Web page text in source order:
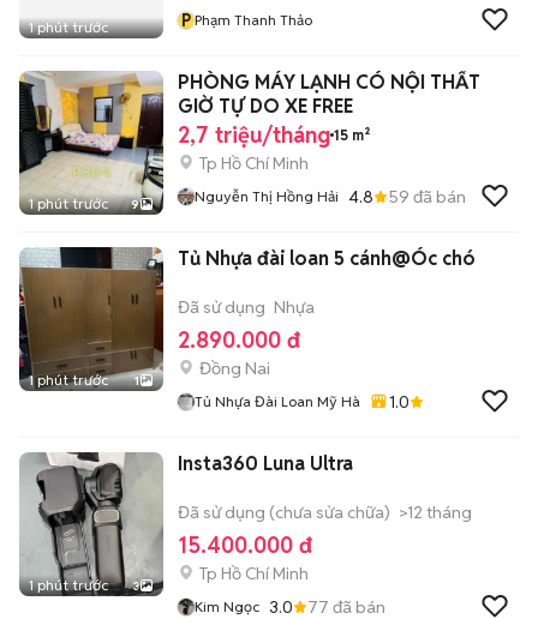
1 phút trước
P Phạm Thanh Thảo
1 phút trước 9
PHÒNG MÁY LẠNH CÓ NỘI THẤT
GIỜ TỰ DO XE FREE
2,7 triệu/tháng 15 m²
Tp Hồ Chí Minh
Nguyễn Thị Hồng Hải 4.8 59 đã bán
1 phút trước 1
Tủ Nhựa đài loan 5 cánh@Óc chó
Đã sử dụng Nhựa
2.890.000 đ
Đồng Nai
Tủ Nhựa Đài Loan Mỹ Hà 1.0
1 phút trước 3
Insta360 Luna Ultra
Đã sử dụng (chưa sửa chữa) >12 tháng
15.400.000 đ
Tp Hồ Chí Minh
Kim Ngọc 3.0 77 đã bán